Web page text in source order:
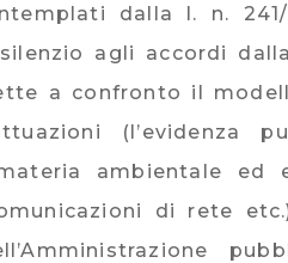
dalla l. n. 241/
agli accordi
a confronto il
(l’evidenza
ambientale
di rete